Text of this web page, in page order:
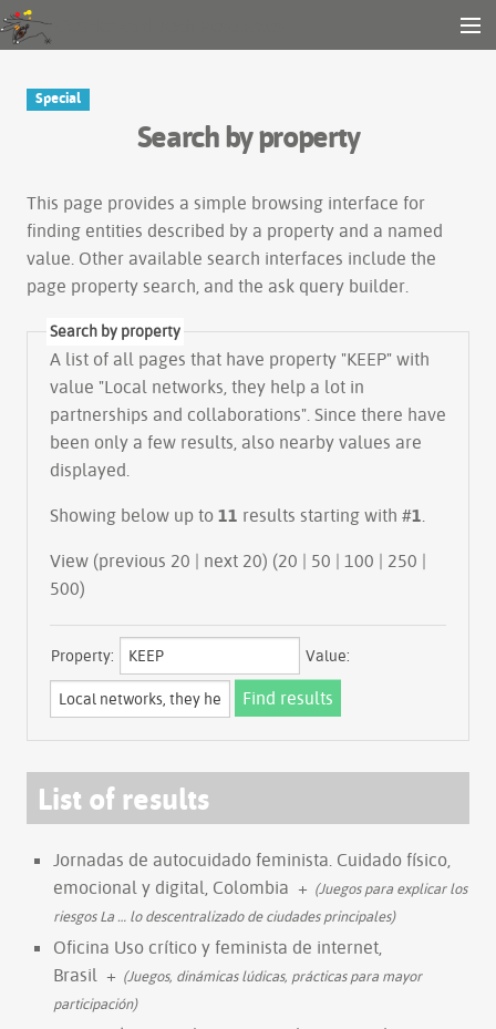
Other tools
Search
Special
Search by property
This page provides a simple browsing interface for
finding entities described by a property and a named
value. Other available search interfaces include the
page property search , and the ask query builder
Search by property
A list of all pages that have property "KEEP" with
value "Local networks, they help a lot in
partnerships and collaborations". Since there have
been only a few results, also nearby values are
displayed.
Showing below up to 11 results starting with #1
View (previous 20 | next 20) (20 | 50 | 100 | 250 |
500)
Property: Value:
List of results
Jornadas de autocuidado feminista. Cuidado físico,
emocional y digital, Colombia + (Juegos para explicar los
riesgos La … lo descentralizado de ciudades principales)
Oficina Uso crítico y feminista de internet,
Brasil + (Juegos, dinámicas lúdicas, prácticas para mayor
participación)